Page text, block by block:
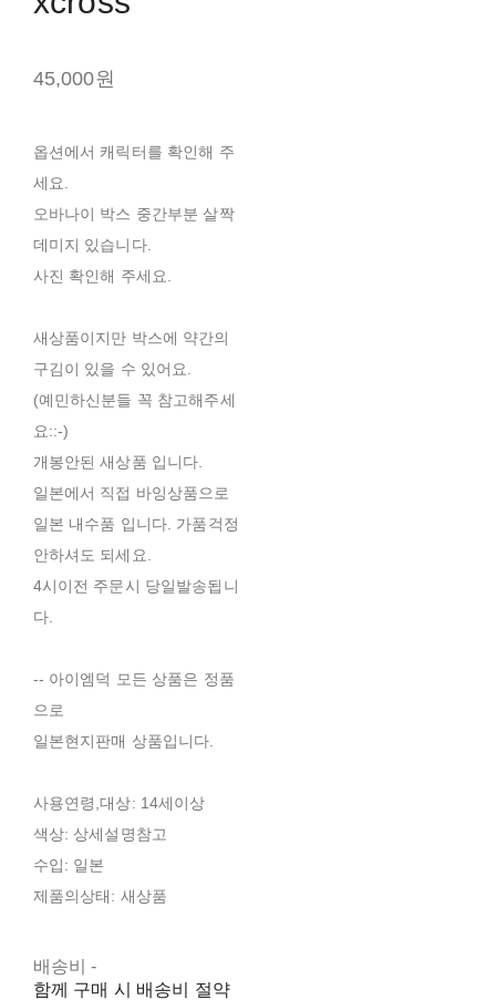
45,000원
옵션에서 캐릭터를 확인해 주
세요.
오바나이 박스 중간부분 살짝
데미지 있습니다.
사진 확인해 주세요.
새상품이지만 박스에 약간의
구김이 있을 수 있어요.
(예민하신분들 꼭 참고해주세
요::-)
개봉안된 새상품 입니다.
일본에서 직접 바잉상품으로
일본 내수품 입니다. 가품걱정
안하셔도 되세요.
4시이전 주문시 당일발송됩니
다.
-- 아이엠덕 모든 상품은 정품
으로
일본현지판매 상품입니다.
사용연령,대상: 14세이상
색상: 상세설명참고
수입: 일본
제품의상태: 새상품
배송비-
함께 구매 시 배송비 절약